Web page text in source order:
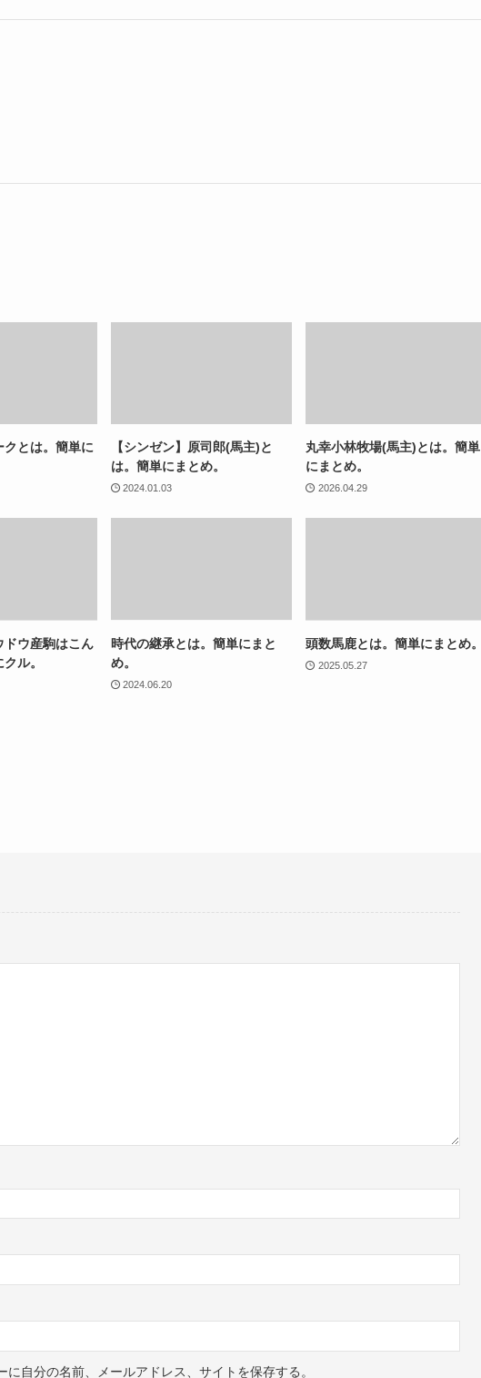
とは。簡単に
【シンゼン】原司郎(馬主)と
は。簡単にまとめ。
2024.01.03
丸幸小林牧場(馬主)とは。簡単
にまとめ。
2026.04.29
ドウ産駒はこん
ル。
時代の継承とは。簡単にまと
め。
2024.06.20
頭数馬鹿とは。簡単にまとめ。
2025.05.27
自分の名前、メールアドレス、サイトを保存する。